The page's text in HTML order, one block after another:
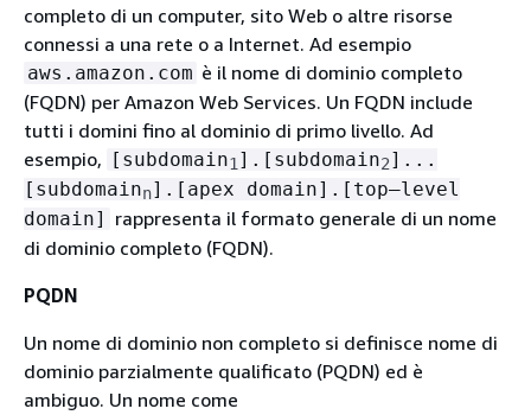
completo di un computer, sito Web o altre risorse
connessi a una rete o a Internet. Ad esempio
aws.amazon.com è il nome di dominio completo
(FQDN) per Amazon Web Services. Un FQDN include
tutti i domini fino al dominio di primo livello. Ad
esempio, [subdomain1 ].[subdomain2]...
[subdomainn].[apex domain].[top–level
domain]
rappresenta il formato generale di un nome
di dominio completo (FQDN).
PQDN
Un nome di dominio non completo si definisce nome di
dominio parzialmente qualificato (PQDN) ed è
ambiguo. Un nome come